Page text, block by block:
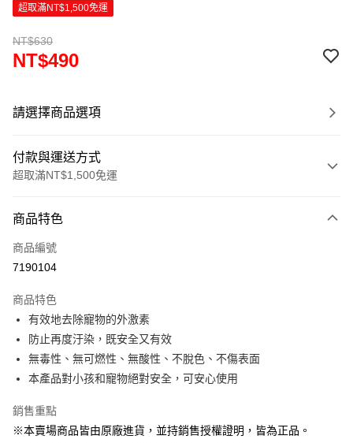
超取滿NT$1,500免運
NT$630
NT$490
請選擇商品選項
付款與運送方式
超取滿NT$1,500免運
信用卡一次付款
超商取貨付款
Apple Pay
街口支付
悠遊付
Google Pay
ATM付款
商品特色
商品編號
7190104
商品特色
有效地去除寵物的外激素
防止再度汙染，既安全又有效
無毒性、無可燃性、無酸性、不脫色、不傷表面
本產品對小孩和寵物絕對安全，可安心使用
銷售重點
※本賣場商品皆由原廠進貨，並持銷售授權證明，皆為正品。